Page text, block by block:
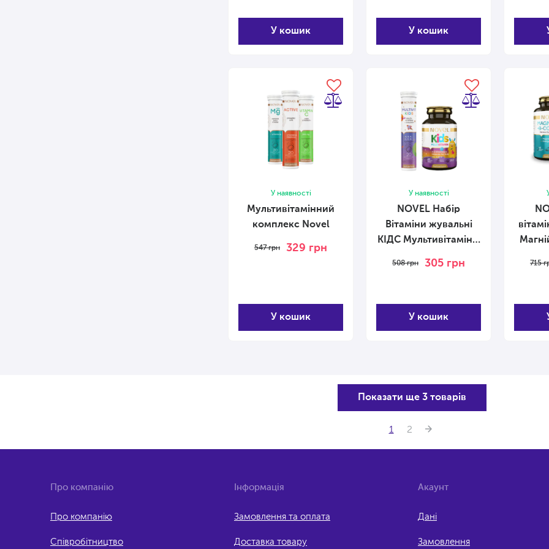
У кошик У кошик
У наявності
Мультивітамінний
комплекс Novel
547грн 329 грн
У кошик
У наявності
NOVEL Набір
Вітаміни жувальні
КІДС Мультивітамін +
Multivit Kids
508грн 305 грн
У кошик
715
Показати ще 3 товарів
1 2
Про компанію
Про компанію
Співробітництво
Інформація
Замовлення та оплата
Доставка товару
Акаунт
Дані
Замовлення